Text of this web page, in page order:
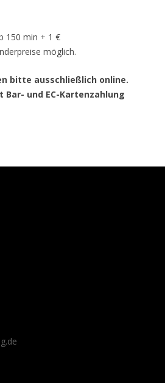
150 min + 1 €
möglich.
bitte ausschließlich online.
Bar- und EC-Kartenzahlung